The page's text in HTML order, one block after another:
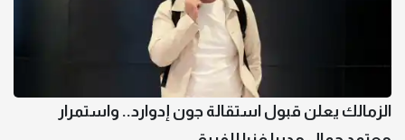
الزمالك يعلن قبول استقالة جون إدوارد.. واستمرار